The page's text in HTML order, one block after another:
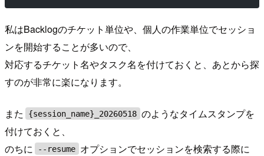
私はBacklogのチケット単位や、個人の作業単位でセッショ
ンを開始することが多いので、
対応するチケット名やタスク名を付けておくと、あとから探
すのが非常に楽になります。
また {session_name}_20260518 のようなタイムスタンプを
付けておくと、
のちに
--resume オプションでセッションを検索する際に